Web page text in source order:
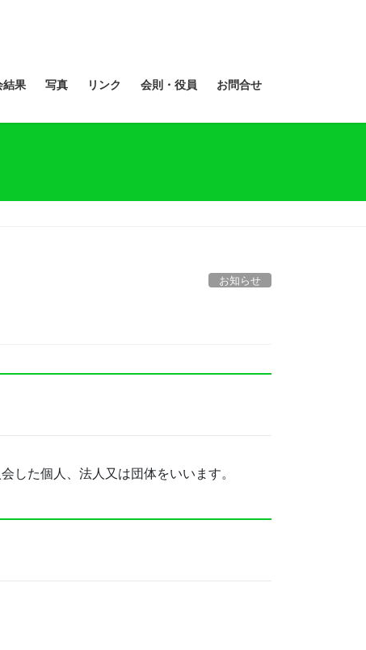
結果 写真 リンク 会則・役員 お問合せ
お知らせ
した個人、法人又は団体をいいます。